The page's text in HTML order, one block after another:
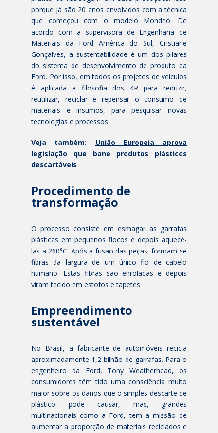
porque já são 20 anos envolvidos com a técnica
que começou com o modelo Mondeo. De
acordo com a supervisora de Engenharia de
Materiais da Ford América do Sul, Cristiane
Gonçalves, a sustentabilidade é um dos pilares
do sistema de desenvolvimento de produto da
Ford. Por isso, em todos os projetos de veículos
é aplicada a filosofia dos 4R para reduzir,
reutilizar, reciclar e repensar o consumo de
materiais e insumos, para pesquisar novas
tecnologias e processos.
Veja também: União Europeia aprova
legislação que bane produtos plásticos
descartáveis
Procedimento de
transformação
O processo consiste em esmagar as garrafas
plásticas em pequenos flocos e depois aquecê-
las a 260°C. Após a fusão das peças, formam-se
fibras da largura de um único fio de cabelo
humano. Estas fibras são enroladas e depois
viram tecido em estofos e tapetes.
Empreendimento
sustentável
No Brasil, a fabricante de automóveis recicla
aproximadamente 1,2 bilhão de garrafas. Para o
engenheiro da Ford, Tony Weatherhead, os
consumidores têm tido uma consciência muito
maior sobre os danos que o simples descarte de
plástico pode causar, mas, grandes
multinacionais como a Ford, tem a missão de
aumentar a proporção de materiais reciclados e